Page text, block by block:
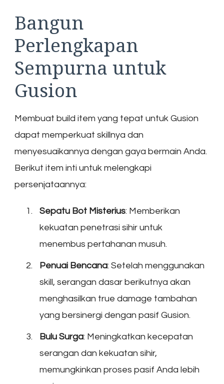
Bangun
Perlengkapan
Sempurna untuk
Gusion
Membuat build item yang tepat untuk Gusion
dapat memperkuat skillnya dan
menyesuaikannya dengan gaya bermain Anda.
Berikut item inti untuk melengkapi
persenjataannya:
Sepatu Bot Misterius: Memberikan
kekuatan penetrasi sihir untuk
menembus pertahanan musuh.
Penuai Bencana: Setelah menggunakan
skill, serangan dasar berikutnya akan
menghasilkan true damage tambahan
yang bersinergi dengan pasif Gusion.
Bulu Surga: Meningkatkan kecepatan
serangan dan kekuatan sihir,
memungkinkan proses pasif Anda lebih